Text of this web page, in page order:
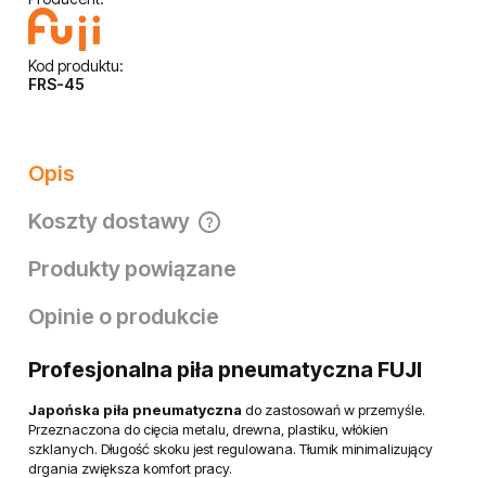
Kod produktu:
FRS-45
Opis
Koszty dostawy
Cena nie zawiera ewentualnych kosztów płatności
Produkty powiązane
Opinie o produkcie
Profesjonalna piła pneumatyczna FUJI
Japońska piła pneumatyczna do zastosowań w przemyśle.
Przeznaczona do cięcia metalu, drewna, plastiku, włókien
szklanych. Długość skoku jest regulowana. Tłumik minimalizujący
drgania zwiększa komfort pracy.